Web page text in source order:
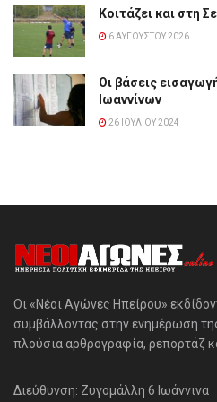
Κοιτάζει και στη
6 ΑΥΓΟΎΣΤΟΥ 2026
Οι βάσεις
Ιωαννίνων
26 ΙΟΥΛΊΟΥ 2024
Οι «Νέοι Αγώνες Ηπείρου»
συμβάλλοντας στην ενημέρωση
πλούσια αρθρογραφία, ρεπορτάζ
Διεύθυνση: Ζυγομάλλη 6 Ιωάννινα